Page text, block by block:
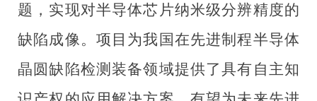
题，实现对半导体芯片纳米级分辨精度的
缺陷成像。项目为我国在先进制程半导体
晶圆缺陷检测装备领域提供了具有自主知